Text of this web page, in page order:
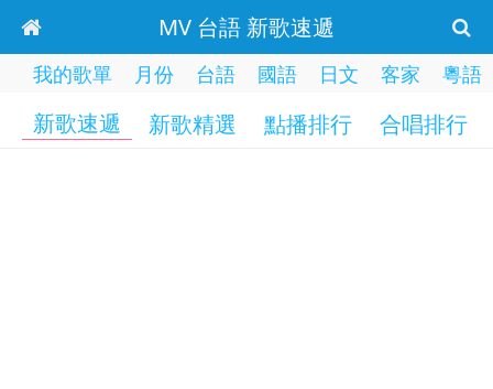
MV 台語 新歌速遞
我的歌單 月份 台語 國語 日文 客家 粵語
新歌速遞 新歌精選 點播排行 合唱排行